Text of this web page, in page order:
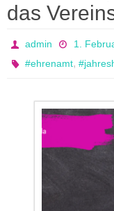
das
admin 1.
#ehrenamt,